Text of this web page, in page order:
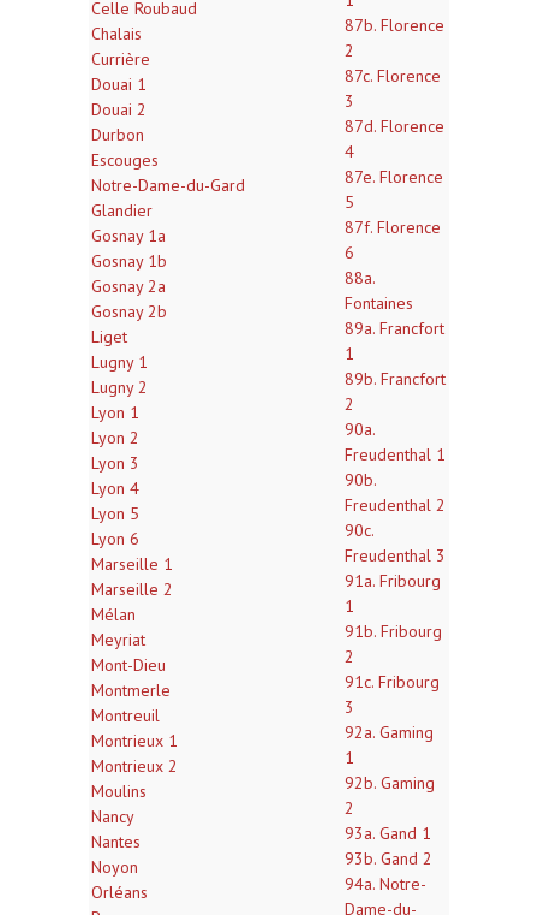
Celle Roubaud
Chalais
Currière
Douai 1
Douai 2
Durbon
Escouges
Notre-Dame-du-Gard
Glandier
Gosnay 1a
Gosnay 1b
Gosnay 2a
Gosnay 2b
Liget
Lugny 1
Lugny 2
Lyon 1
Lyon 2
Lyon 3
Lyon 4
Lyon 5
Lyon 6
Marseille 1
Marseille 2
Mélan
Meyriat
Mont-Dieu
Montmerle
Montreuil
Montrieux 1
Montrieux 2
Moulins
Nancy
Nantes
Noyon
Orléans
87b. Florence
2
87c. Florence
3
87d. Florence
4
87e. Florence
5
87f. Florence
6
88a.
Fontaines
89a. Francfort
1
89b. Francfort
2
90a.
Freudenthal 1
90b.
Freudenthal 2
90c.
Freudenthal 3
91a. Fribourg
1
91b. Fribourg
2
91c. Fribourg
3
92a. Gaming
1
92b. Gaming
2
93a. Gand 1
93b. Gand 2
94a. Notre-
Dame-du-